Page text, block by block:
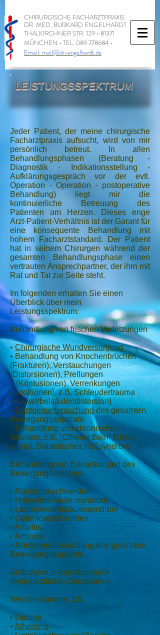
CHIRURGISCHE FACHARZTPRAXIS
DR. MED. BURKARD ENGELHARDT
THALKIRCHNER STR. 129 • 81371
MÜNCHEN • TEL. 089 778684 •
Email: mail@dr-engelhardt.de
LEISTUNGSSPEKTRUM
Jeder Patient, der meine chirurgische
Facharztpraxis aufsucht, wird von mir
persönlich betreut. In allen
Behandlungsphasen (Beratung -
Diagnostik - Indikationsstellung -
Aufklärungsgespräch vor der evtl.
Operation - Operation - postoperative
Behandlung) liegt mir die
kontinuierliche Betreuung des
Patienten am Herzen. Dieses enge
Arzt-Patient-Verhältnis ist der Garant für
eine konsequente Behandlung mit
hohem Facharztstandard. Der Patient
hat in seinem Chirurgen während der
gesamten Behandlungsphase einen
vertrauten Ansprechpartner, der ihm mit
Rat und Tat zur Seite steht.
Im folgenden erhalten Sie einen
Überblick über mein
Leistungsspektrum:
Behandlung von frischen Verletzungen
• Chirurgische Wundversorgung
• Behandlung von Knochenbrüchen
(Frakturen), Verstauchungen
(Distorsionen), Prellungen
(Kontusionen), Verrenkungen
(Luxationen), z.B. Schleudertrauma
(Halswirbelsäulendistorsion)
• Röntgenuntersuchung des gesamten
Bewegungsapparats
• Behandlung von chronischen
Wunden, z.B. "Offenes Bein" (Ulcus
cruris), Diabetisches Fußsyndrom
Behandlung von Erkrankungen des
Bewegungssystems
• Rückenbeschwerden
• Halswirbelsäulensyndrom
• Lendenwirbelsäulensyndrom
• Gelenkbeschwerden
• Arthritis
• Arthrose
• Röntgenuntersuchung des gesamten
Bewegungsapparats
Ambulante u. kurzstationäre
(belegärztliche) Operationen
Weichteiltumore, z.B.
• Lipome
• Atherome